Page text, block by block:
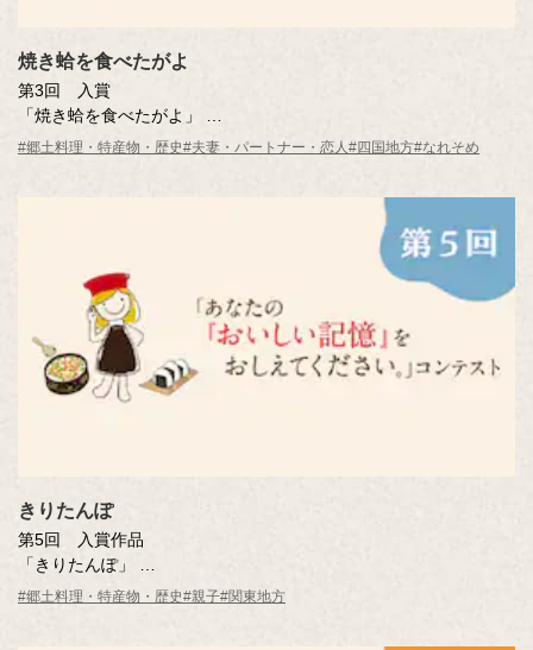
焼き蛤を食べたがよ
第3回 入賞
「焼き蛤を食べたがよ」
澤田 俊迪さん（東京都）
#郷土料理・特産物・歴史#夫妻・パートナー・恋人#四国地方#なれそめ
きりたんぽ
第5回 入賞作品
「きりたんぽ」
木村 良子さん（栃木県・60歳）
#郷土料理・特産物・歴史#親子#関東地方